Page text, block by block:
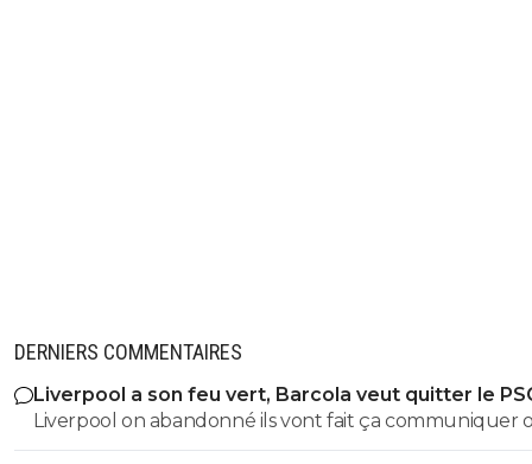
DERNIERS COMMENTAIRES
Liverpool a son feu vert, Barcola veut quitter le
Liverpool on abandonné ils vont fait ça communiquer
le joueur a pas suivis la préparation, Liverpool vont pas